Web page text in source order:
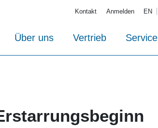
Kontakt Anmelden EN
Über uns Vertrieb Service